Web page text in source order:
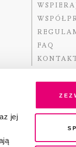
jej
FAQ
Dofinansowano ze
Narodowego